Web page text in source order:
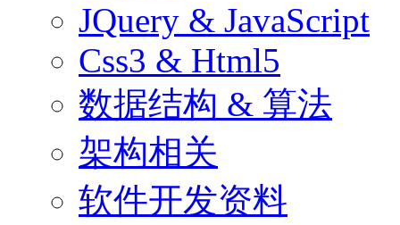
JQuery & JavaScript
Css3 & Html5
数据结构 & 算法
架构相关
软件开发资料